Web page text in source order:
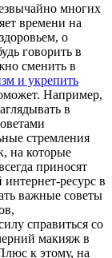
многих
времени на
о
говорить в
сменить в
и укрепить
Например,
в
стремления
на которые
приносят
ресурс в
важные советы
справиться со
макияж в
к этому, на